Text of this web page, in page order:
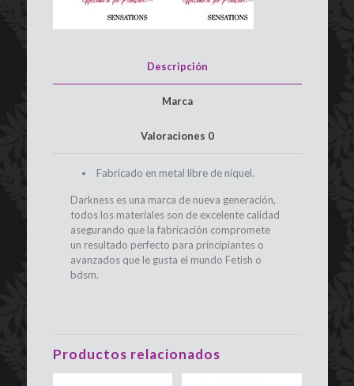
Descripción
Marca
Valoraciones 0
Fabricado en metal libre de níquel.
Darkness es una marca de nueva generación,
todos los materiales son de excelente calidad
asegurando que la fabricación compromete
un resultado perfecto para principiantes o
avanzados que le gusta el mundo Fetish o
bdsm.
Productos relacionados